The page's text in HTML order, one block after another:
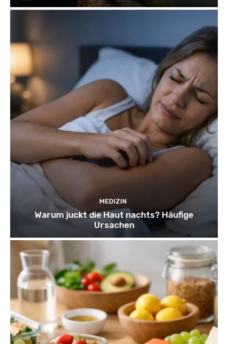
MEDIZIN
Warum juckt die Haut nachts? Häufige
Ursachen